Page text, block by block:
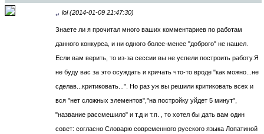
↵ lol (2014-01-09 21:47:30)
Знаете ли я прочитал много ваших комментариев по работам
данного конкурса, и ни одного более-менее "доброго" не нашел.
Если вам верить, то из-за сессии вы не успели построить работу.Я
не буду вас за это осуждать и кричать что-то вроде "как можно...не
сделав...критиковать...". Но раз уж вы решили критиковать всех и
вся "нет сложных элементов","на постройку уйдет 5 минут",
"название рассмешило" и т.д и т.п. , то хотел бы дать вам один
совет: согласно Словарю современного русского языка Лопатиной